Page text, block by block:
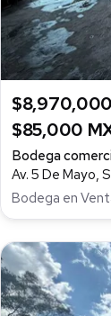
$85,000
Bodega
Av. 5 De Mayo,
Bodega en